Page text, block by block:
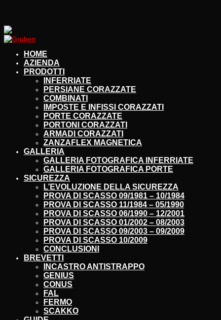
HOME
AZIENDA
PRODOTTI
INFERRIATE
PERSIANE CORAZZATE
COMBINATI
IMPOSTE E INFISSI CORAZZATI
PORTE CORAZZATE
PORTONI CORAZZATI
ARMADI CORAZZATI
ZANZAFLEX MAGNETICA
GALLERIA
GALLERIA FOTOGRAFICA INFERRIATE
GALLERIA FOTOGRAFICA PORTE
SICUREZZA
L’EVOLUZIONE DELLA SICUREZZA
PROVA DI SCASSO 09/1981 – 10/1984
PROVA DI SCASSO 11/1984 – 05/1990
PROVA DI SCASSO 06/1990 – 12/2001
PROVA DI SCASSO 01/2002 – 08/2003
PROVA DI SCASSO 09/2003 – 09/2009
PROVA DI SCASSO 10/2009
CONCLUSIONI
BREVETTI
INCASTRO ANTISTRAPPO
GENIUS
CONUS
FAL
FERMO
SCAKKO